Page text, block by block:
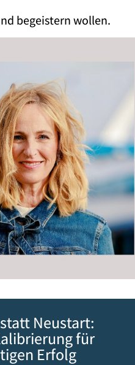
begeistern wollen.
Neustart:
für
Erfolg